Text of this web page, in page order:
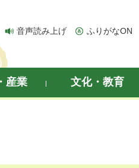
音声読み上げ ふりがなON
産業 文化・教育